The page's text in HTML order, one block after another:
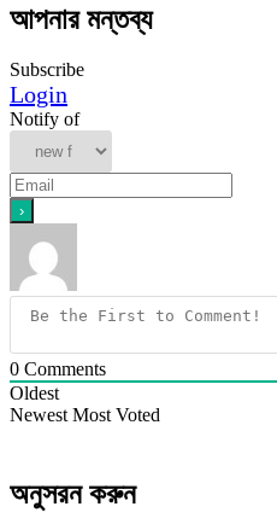
আপনার মন্তব্য
Subscribe
Login
Notify of
0 Comments
Oldest
Newest Most Voted
অনুসরন করুন